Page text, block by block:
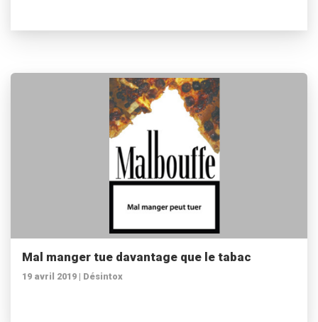
Mal manger tue davantage que le tabac
19 avril 2019 | Désintox